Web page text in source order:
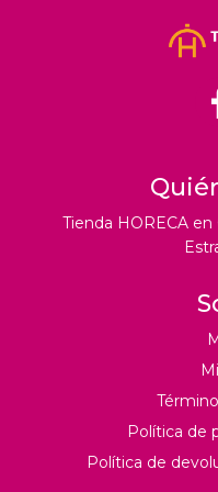
Tienda HORECA
Política de
Política de